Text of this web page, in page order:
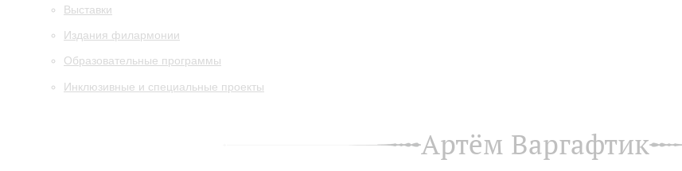
Выставки
Издания филармонии
Образовательные программы
Инклюзивные и специальные проекты
Артём Варгафтик